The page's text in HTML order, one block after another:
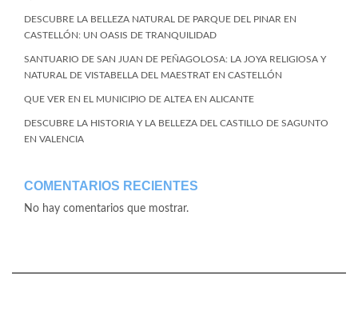
DESCUBRE LA BELLEZA NATURAL DE PARQUE DEL PINAR EN
CASTELLÓN: UN OASIS DE TRANQUILIDAD
SANTUARIO DE SAN JUAN DE PEÑAGOLOSA: LA JOYA RELIGIOSA Y
NATURAL DE VISTABELLA DEL MAESTRAT EN CASTELLÓN
QUE VER EN EL MUNICIPIO DE ALTEA EN ALICANTE
DESCUBRE LA HISTORIA Y LA BELLEZA DEL CASTILLO DE SAGUNTO
EN VALENCIA
COMENTARIOS RECIENTES
No hay comentarios que mostrar.